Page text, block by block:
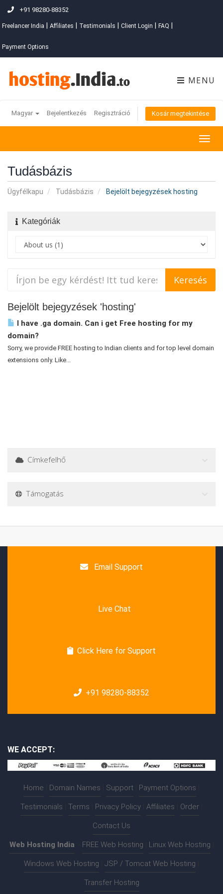
+91 98280-88352
Freelancer India Affiliates Testimonials Client Login FAQ
Payment Options
MENU
Magyar Bejelentkezés Regisztráció Kosár megtekintése
Tudásbázis
Ügyfélkapu Tudásbázis Bejelölt bejegyzések hosting
Kategóriák
Bejelölt bejegyzések 'hosting'
I have .ga domain. Can i get Free hosting for my
domain?
Sorry, we provide FREE hosting to Indian clients and for top level domain
extensions only. Like...
Címkefelhő
Támogatás
Email Support
Live Chat
Click Here for Support
+91 98280-88352
WE ACCEPT:
Home Domain Names Support Payment Options
Testimonials Terms Privacy Policy Affiliates Order
Contact Us
Web Hosting India FREE Web Hosting Linux Web Hosting
Windows Web Hosting JSP / Tomcat Web Hosting
Transfer Hosting